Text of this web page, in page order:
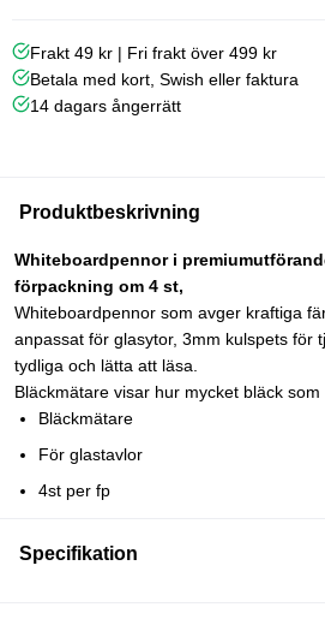
Frakt 49 kr | Fri frakt över 499 kr
Betala med kort, Swish eller faktura
14 dagars ångerrätt
Produktbeskrivning
Whiteboardpennor i
förpackning om 4 st,
Whiteboardpennor som avger kraftiga
anpassat för glasytor, 3mm kulspets för
tydliga och lätta att läsa.
Bläckmätare visar hur mycket bläck som
Bläckmätare
För glastavlor
4st per fp
Specifikation